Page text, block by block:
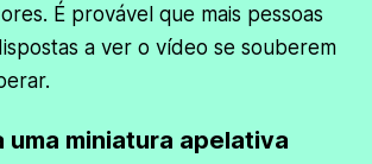
É provável que mais pessoas
a ver o vídeo se souberem
uma miniatura apelativa